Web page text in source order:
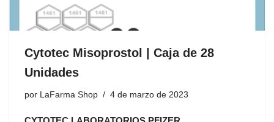
Cytotec Misoprostol | Caja de 28
Unidades
por LaFarma Shop 4 de marzo de 2023